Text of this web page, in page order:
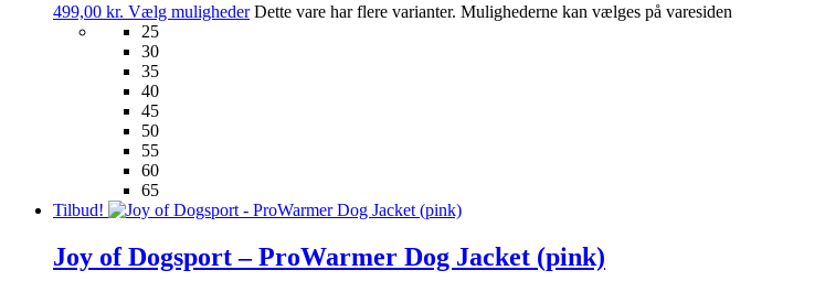
499,00 kr. Vælg muligheder Dette vare har flere varianter. Mulighederne kan vælges på varesiden
25
30
35
40
45
50
55
60
65
Tilbud!
Joy of Dogsport – ProWarmer Dog Jacket (pink)